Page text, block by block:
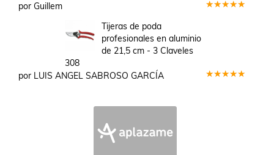
por Guillem
Tijeras de poda
profesionales en aluminio
de 21,5 cm - 3 Claveles
308
por LUIS ANGEL SABROSO GARCÍA